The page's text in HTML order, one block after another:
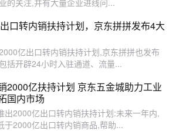
的关注,并有大量企业进线问...
口转内销扶持计划，京东拼拼发布4大
亿出口转内销扶持计划,京东拼拼也发布
括开辟24小时入驻通道、流量...
2000亿扶持计划 京东五金城助力工业
国内市场
出2000亿出口转内销扶持计划:未来一年内,
于2000亿出口转内销商品,帮助...